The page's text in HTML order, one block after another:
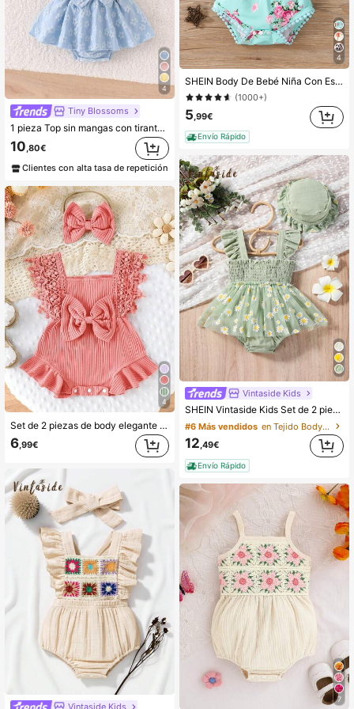
4
Tiny BIossoms
1 pieza Top sin mangas con tirante asimétrico para niña bebé, falda con patchwork y diadema, estilo delgado para primavera/verano
10 ,80€
Clientes con alta tasa de repetición
4
Set de 2 piezas de body elegante y dulce para bebé niña, body de unicolor suave y transpirable con adorno de encaje y flecos, y diadema a juego
6,99€
Vintaside Kids
#1 Más vendidos
4
SHEIN Body De Bebé Niña Con Estampado De Flores Y Cinta Para La Cabeza
(1000+)
5,99€
Envío Rápido
Vintaside Kids
SHEIN Vintaside Kids Set de 2 piezas Body para bebé niña con gorro, diseño casual elegante diario tipo resort de margarita en malla, adecuado para actividades al aire libre de primavera/verano
#6 Más vendidos en Tejido Bodys para bebé niña
12,49€
Envío Rápido
7
en Albaricoque Monos para niñas